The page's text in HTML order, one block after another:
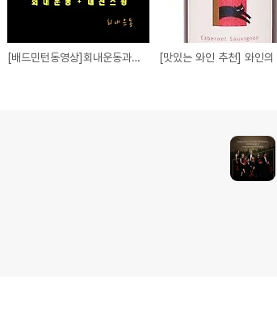
[배드민턴동영상]회내운동과 내전스윙 개념익히기